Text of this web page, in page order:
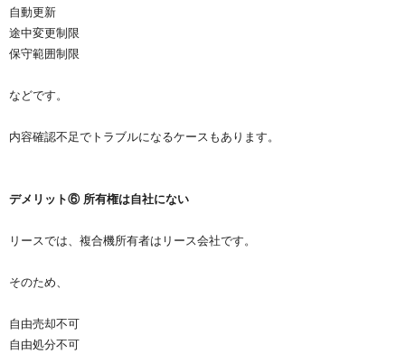
自動更新
途中変更制限
保守範囲制限
などです。
内容確認不足でトラブルになるケースもあります。
デメリット⑥ 所有権は自社にない
リースでは、複合機所有者はリース会社です。
そのため、
自由売却不可
自由処分不可